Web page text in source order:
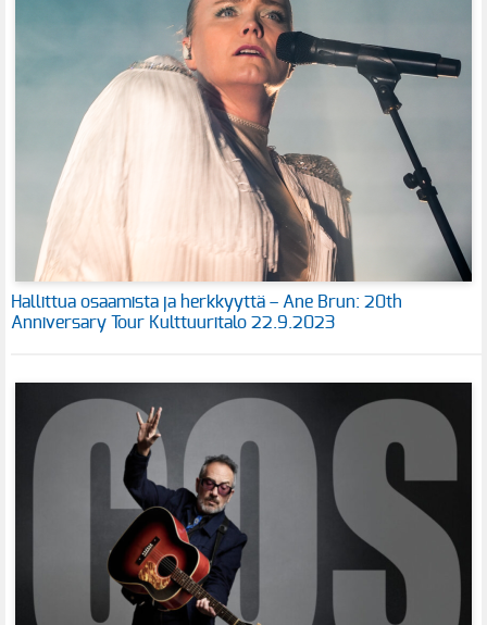
Hallittua osaamista ja herkkyyttä – Ane Brun: 20th
Anniversary Tour Kulttuuritalo 22.9.2023